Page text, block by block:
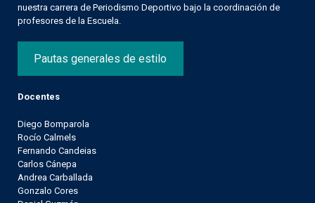
nuestra carrera de Periodismo Deportivo bajo la coordinación de
profesores de la Escuela.
Pautas generales de estilo
Docentes
Diego Bomparola
Rocío Calmels
Fernando Candeias
Carlos Cánepa
Andrea Carballada
Gonzalo Cores